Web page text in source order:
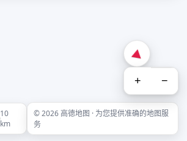
+ −
10
km
© 2026 高德地图 · 为您提供准确的地图服
务